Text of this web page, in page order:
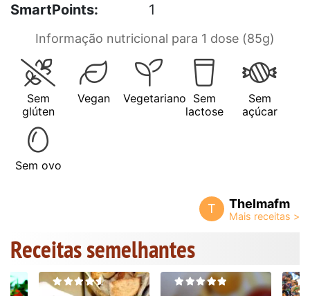
SmartPoints:
1
Informação nutricional para 1 dose (85g)
Sem
glúten
Vegan Vegetariano Sem
lactose
Sem
açúcar
Sem ovo
T Thelmafm
Receitas semelhantes